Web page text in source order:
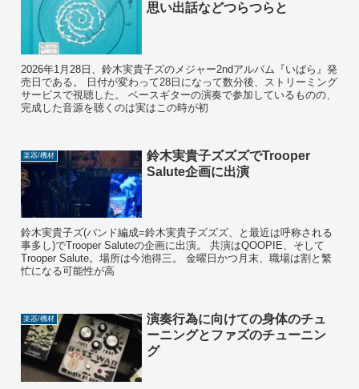
思い出話などつらつらと
2026年1月28日、鈴木実貴子ズのメジャー2ndアルバム『いばら』発
売日である。 日付が変わって28日になって数分後、ストリーミング
サービスで視聴した。 ベースギターの演奏で参加しているものの、
完成した音源を聴くのは実はこの時が初
楽器/機材
鈴木実貴子ズズズでTrooper
Salute企画に出演
鈴木実貴子ズ(バンド編成=鈴木実貴子ズズズ、と最近は呼称される
事多し)でTrooper Saluteの企画に出演。 共演はQOOPIE、そして
Trooper Salute。場所は今池得三。 金曜日かつ月末、職場は割と繁
忙になる可能性が高
楽器/機材
演奏行為に向けての身体のチュ
ーニングとファズのチューニン
グ